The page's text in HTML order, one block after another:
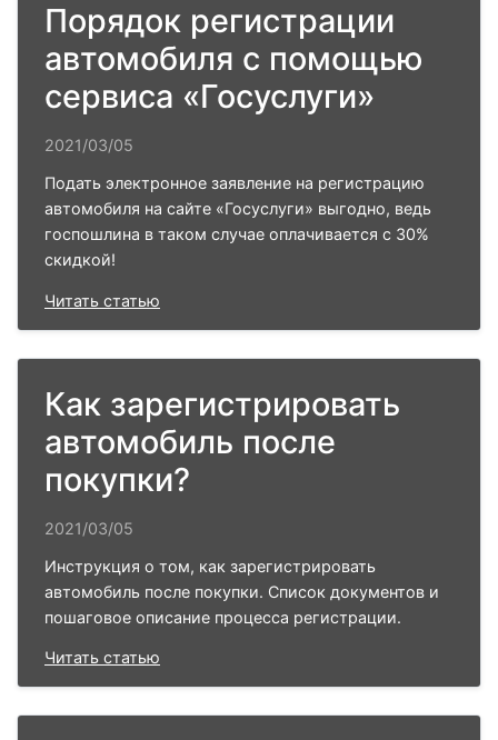
Порядок регистрации
автомобиля с помощью
сервиса «Госуслуги»
2021/03/05
Подать электронное заявление на регистрацию
автомобиля на сайте «Госуслуги» выгодно, ведь
госпошлина в таком случае оплачивается с 30%
скидкой!
Читать статью
Как зарегистрировать
автомобиль после
покупки?
2021/03/05
Инструкция о том, как зарегистрировать
автомобиль после покупки. Список документов и
пошаговое описание процесса регистрации.
Читать статью